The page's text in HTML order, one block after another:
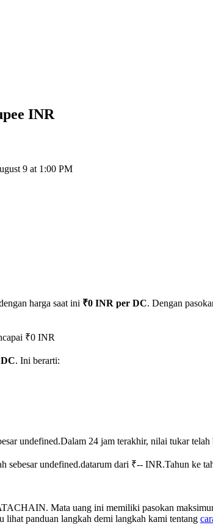
INR
9 at 1:00 PM
harga saat ini ₹0 INR per DC. Dengan
₹0 INR
. Ini berarti:
undefined.Dalam 24 jam terakhir, nilai tukar
sebesar undefined.datarum dari ₹-- INR.Tahun ke
Mata uang ini memiliki pasokan
lihat panduan langkah demi langkah kami tentang